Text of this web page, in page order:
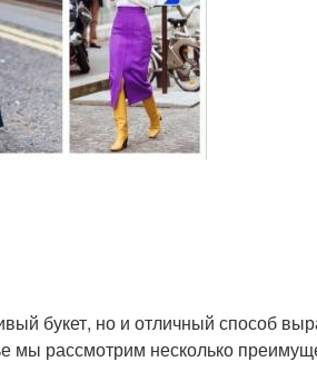
букет, но и отличный способ
мы рассмотрим несколько